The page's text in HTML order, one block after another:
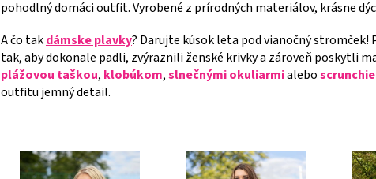
pohodlný domáci outfit. Vyrobené z prírodných materiálov, krásne
A čo takdámske plavky? Darujte kúsok leta pod vianočný stromček!
tak, aby dokonale padli, zvýraznili ženské krivky a zároveň poskytli
plážovou taškou, klobúkom,slnečnými okuliarmialebo
outfitu jemný detail.